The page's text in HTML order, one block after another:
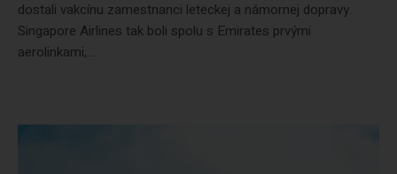
dostali vakcínu zamestnanci leteckej a námornej dopravy.
Singapore Airlines tak boli spolu s Emirates prvými
aerolinkami,...